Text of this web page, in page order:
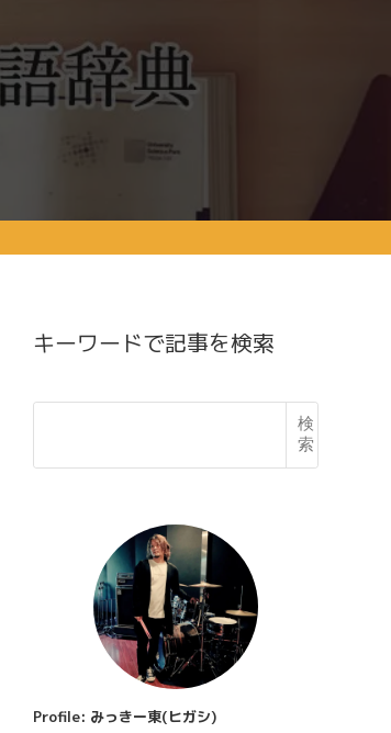
キーワードで記事を検索
検
索
Profile: みっきー東(ヒガシ)